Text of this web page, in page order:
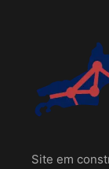
Site em